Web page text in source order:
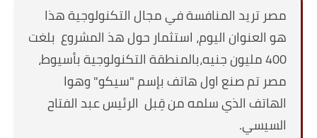
مصر تريد المنافسة في مجال التكنولوجية هذا
هو العنوان اليوم، استثمار حول هذ المشروع بلغت
400 مليون جنيه،بالمنطقة التكنولوجية بأسيوط،
مصر تم صنع اول هاتف بإسم "سيكو" وهوا
الهاتف الذي سلمه من قِبل الرئيس عبد الفتاح
السيسي.